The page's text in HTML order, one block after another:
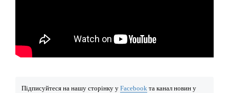
Підписуйтеся на нашу сторінку у Facebook та канал новин у